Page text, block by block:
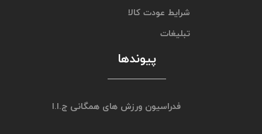
فدراسیون ورزش های همگانی ج.ا.ا
پیوندها
شرایط عودت کالا
تبلیغات